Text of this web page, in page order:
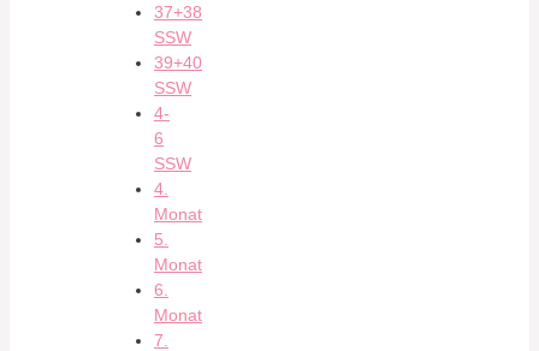
37+38
SSW
39+40
SSW
4-
6
SSW
4.
Monat
5.
Monat
6.
Monat
7.